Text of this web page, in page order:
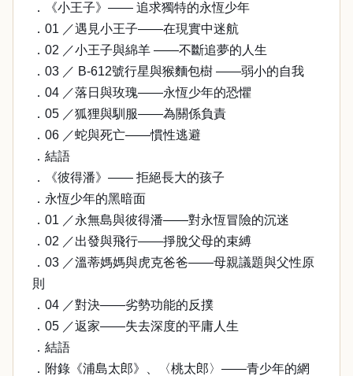
．《小王子》—— 追求獨特的永恆少年
．01 ／遇見小王子——在現實中迷航
．02 ／小王子與綿羊 ——不斷追夢的人生
．03 ／ B-612號行星與猴麵包樹 ——弱小的自我
．04 ／落日與玫瑰——永恆少年的恐懼
．05 ／狐狸與馴服——為關係負責
．06 ／蛇與死亡——慣性逃避
．結語
．《彼得潘》—— 拒絕長大的孩子
．永恆少年的黑暗面
．01 ／永無島與彼得潘——對永恆冒險的沉迷
．02 ／出發與飛行——掙脫父母的束縛
．03 ／溫蒂媽媽與虎克爸爸——母親議題與父性原
則
．04 ／對決——劣勢功能的反撲
．05 ／返家——失去深度的平庸人生
．結語
．附錄《浦島太郎》、〈桃太郎〉——青少年的網